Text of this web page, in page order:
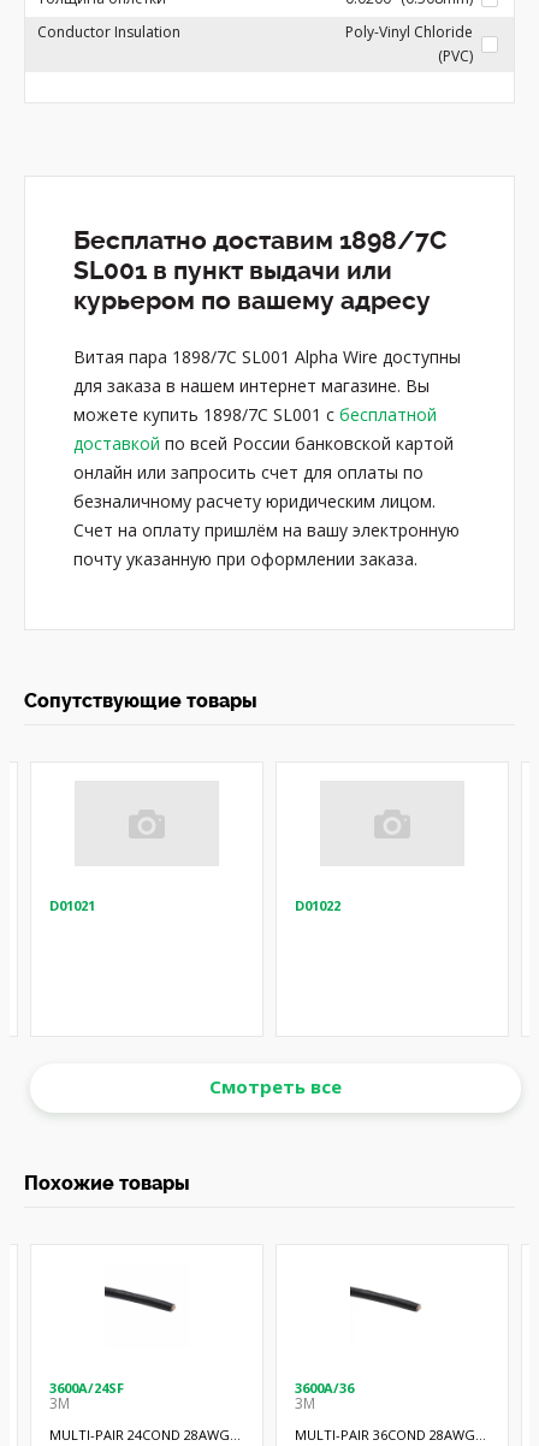
Conductor Insulation
Poly-Vinyl Chloride
(PVC)
Бесплатно доставим 1898/7C
SL001 в пункт выдачи или
курьером по вашему адресу
Витая пара 1898/7C SL001 Alpha Wire доступны
для заказа в нашем интернет магазине. Вы
можете купить 1898/7C SL001 с бесплатной
доставкой по всей России банковской картой
онлайн или запросить счет для оплаты по
безналичному расчету юридическим лицом.
Счет на оплату пришлём на вашу электронную
почту указанную при оформлении заказа.
Сопутствующие товары
D01021 D01022
Смотреть все
Похожие товары
3600A/24SF
3M
MULTI-PAIR 24COND 28AWG
3600A/36
3M
MULTI-PAIR 36COND 28AWG